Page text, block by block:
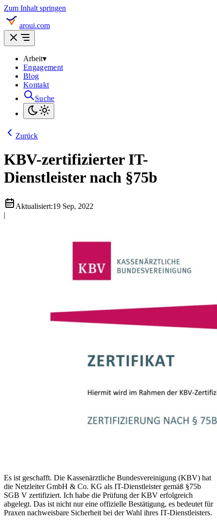
Zum Inhalt springen
aroui.com
Arbeit▾
Engagement
Blog
Kontakt
Suche
Zurück
KBV-zertifizierter IT-
Dienstleister nach §75b
Aktualisiert:19 Sep, 2022
|
Es ist geschafft. Die Kassenärztliche Bundesvereinigung (KBV) hat
die Netzleiter GmbH & Co. KG als IT-Dienstleister gemäß §75b
SGB V zertifiziert. Ich habe die Prüfung der KBV erfolgreich
abgelegt. Das ist nicht nur eine offizielle Bestätigung, es bedeutet für
Praxen nachweisbare Sicherheit bei der Wahl ihres IT-Dienstleisters.